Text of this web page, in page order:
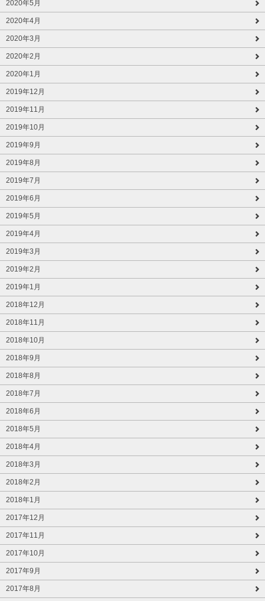
2020年5月
2020年4月
2020年3月
2020年2月
2020年1月
2019年12月
2019年11月
2019年10月
2019年9月
2019年8月
2019年7月
2019年6月
2019年5月
2019年4月
2019年3月
2019年2月
2019年1月
2018年12月
2018年11月
2018年10月
2018年9月
2018年8月
2018年7月
2018年6月
2018年5月
2018年4月
2018年3月
2018年2月
2018年1月
2017年12月
2017年11月
2017年10月
2017年9月
2017年8月